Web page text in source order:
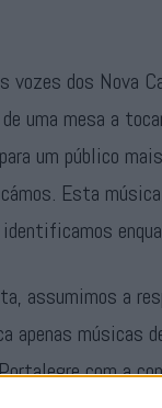
vozes dos Nova
uma mesa a
um público
Esta
assumimos a
apenas músicas
com a